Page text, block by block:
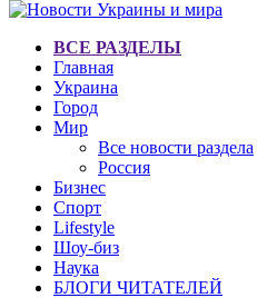
ВСЕ РАЗДЕЛЫ
Главная
Украина
Город
Мир
Все новости раздела
Россия
Бизнес
Спорт
Lifestyle
Шоу-биз
Наука
БЛОГИ ЧИТАТЕЛЕЙ